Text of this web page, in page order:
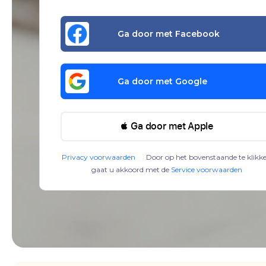
Ga door met Facebook
Ga door met Google
 Ga door met Apple
Privacy voorwaarden Door op het bovenstaande te
gaat u akkoord met de Service voorwaarden